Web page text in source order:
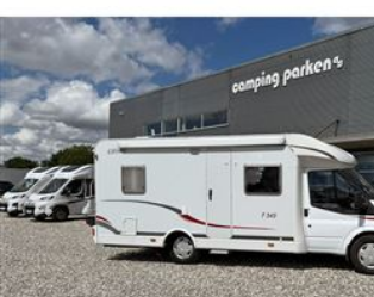
Previous